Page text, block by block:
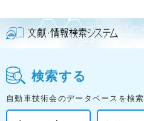
検索する
自動車技術会のデータベースを検索